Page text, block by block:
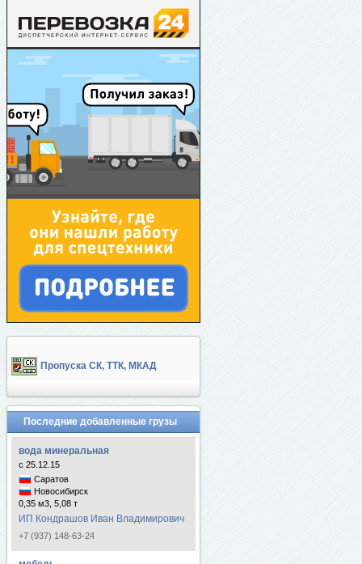
Пропуска СК, ТТК, МКАД
Последние добавленные грузы
вода минеральная
с 25.12.15
Саратов
Новосибирск
0,35 м3, 5,08 т
ИП Кондрашов Иван Владимирович
+7 (937) 148-63-24